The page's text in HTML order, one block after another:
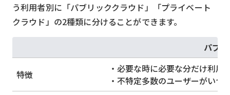
う利用者別に「パブリッククラウド」「プライベート
クラウド」の2種類に分けることができます。
パブ
特徴
・必要な時に必要な分だけ利用
・不特定多数のユーザーがい